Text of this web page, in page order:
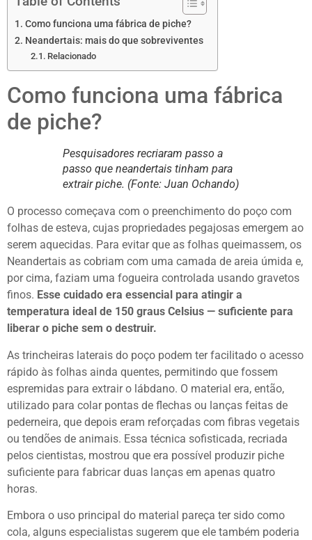
Como funciona uma fábrica de piche?
Neandertais: mais do que sobreviventes
Relacionado
Como funciona uma fábrica
de piche?
Pesquisadores recriaram passo a
passo que neandertais tinham para
extrair piche. (Fonte: Juan Ochando)
O processo começava com o preenchimento do poço com
folhas de esteva, cujas propriedades pegajosas emergem ao
serem aquecidas. Para evitar que as folhas queimassem, os
Neandertais as cobriam com uma camada de areia úmida e,
por cima, faziam uma fogueira controlada usando gravetos
finos. Esse cuidado era essencial para atingir a
temperatura ideal de 150 graus Celsius — suficiente para
liberar o piche sem o destruir.
As trincheiras laterais do poço podem ter facilitado o acesso
rápido às folhas ainda quentes, permitindo que fossem
espremidas para extrair o lábdano. O material era, então,
utilizado para colar pontas de flechas ou lanças feitas de
pederneira, que depois eram reforçadas com fibras vegetais
ou tendões de animais. Essa técnica sofisticada, recriada
pelos cientistas, mostrou que era possível produzir piche
suficiente para fabricar duas lanças em apenas quatro
horas.
Embora o uso principal do material pareça ter sido como
cola, alguns especialistas sugerem que ele também poderia